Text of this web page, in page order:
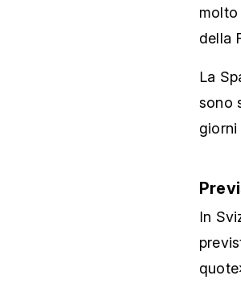
della
La
sono
In